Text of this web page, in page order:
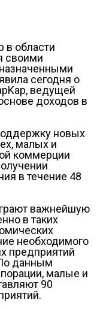
в области
своими
сегодня о
ведущей
доходов в
новых
малых и
коммерции
в течение 48
важнейшую
в таких
необходимого
предприятий
данным
малые и
90